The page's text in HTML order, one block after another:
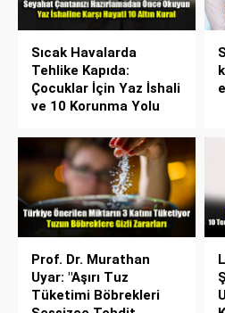
Sıcak Havalarda
Tehlike Kapıda:
Çocuklar İçin Yaz İshali
ve 10 Korunma Yolu
Prof. Dr. Murathan
Uyar: "Aşırı Tuz
Tüketimi Böbrekleri